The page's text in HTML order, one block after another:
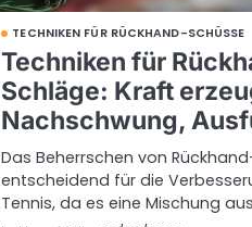
TECHNIKEN FÜR RÜCKHAND-SCHÜSSE
Techniken für
Schläge: Kraft
Nachschwung,
Das Beherrschen von
entscheidend für die
Tennis, da es eine Mischung